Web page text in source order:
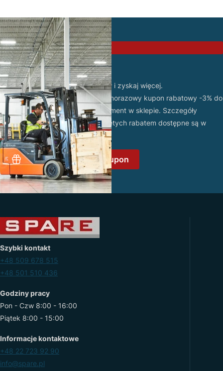
PROMOCJA
Zarejestruj się w sklepie
Odbierz 3% rabatu!
Dołącz do grona naszych klientów i zyskaj więcej.
Po założeniu konta otrzymasz jednorazowy kupon rabatowy -3% do
wykorzystania na wybrany asortyment w sklepie. Szczegóły
promocji oraz lista produktów objętych rabatem dostępne są w
regulaminie promocji.
Załóż konto i odbierz kupon
Szybki kontakt
+48 509 678 515
+48 501 510 436
Godziny pracy
Pon - Czw 8:00 - 16:00
Piątek 8:00 - 15:00
Informacje kontaktowe
+48 22 723 92 90
info@spare.pl